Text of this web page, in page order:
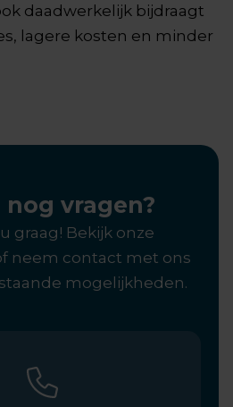
daadwerkelijk bijdraagt
lagere kosten en minder
vragen?
graag! Bekijk onze
neem contact met ons
mogelijkheden.